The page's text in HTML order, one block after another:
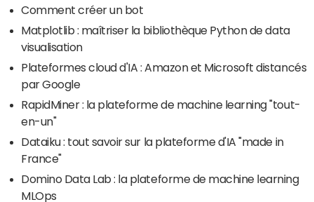
Comment créer un bot
Matplotlib : maîtriser la bibliothèque Python de data
visualisation
Plateformes cloud d'IA : Amazon et Microsoft distancés
par Google
RapidMiner : la plateforme de machine learning "tout-
en-un"
Dataiku : tout savoir sur la plateforme d'IA "made in
France"
Domino Data Lab : la plateforme de machine learning
MLOps